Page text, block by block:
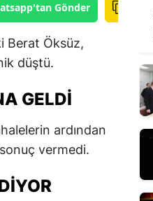
Gönder
Berat Öksüz,
düştü.
GELDI
ardından
vermedi.